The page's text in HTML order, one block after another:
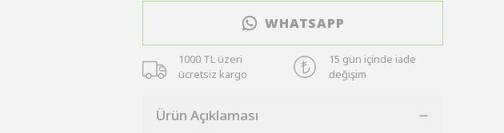
WHATSAPP
1000 TL üzeri
ücretsiz kargo
15 gün içinde iade
değişim
Ürün Açıklaması